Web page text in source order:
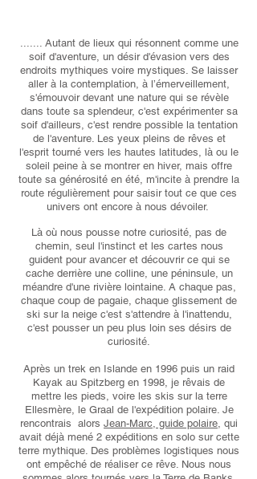
....... Autant de lieux qui résonnent comme une
soif d'aventure, un désir d'évasion vers des
endroits mythiques voire mystiques. Se laisser
aller à la contemplation, à l’émerveillement,
s'émouvoir devant une nature qui se révèle
dans toute sa splendeur, c'est expérimenter sa
soif d'ailleurs, c'est rendre possible la tentation
de l'aventure. Les yeux pleins de rêves et
l'esprit tourné vers les hautes latitudes, là ou le
soleil peine à se montrer en hiver, mais offre
toute sa générosité en été, m'incite à prendre la
route régulièrement pour saisir tout ce que ces
univers ont encore à nous dévoiler.
Là où nous pousse notre curiosité, pas de
chemin, seul l'instinct et les cartes nous
guident pour avancer et découvrir ce qui se
cache derrière une colline, une péninsule, un
méandre d'une rivière lointaine. A chaque pas,
chaque coup de pagaie, chaque glissement de
ski sur la neige c'est s'attendre à l'inattendu,
c'est pousser un peu plus loin ses désirs de
curiosité.
Après un trek en Islande en 1996 puis un raid
Kayak au Spitzberg en 1998, je rêvais de
mettre les pieds, voire les skis sur la terre
Ellesmère, le Graal de l'expédition polaire. Je
rencontrais alors Jean-Marc, guide polaire, qui
avait déjà mené 2 expéditions en solo sur cette
terre mythique. Des problèmes logistiques nous
ont empêché de réaliser ce rêve. Nous nous